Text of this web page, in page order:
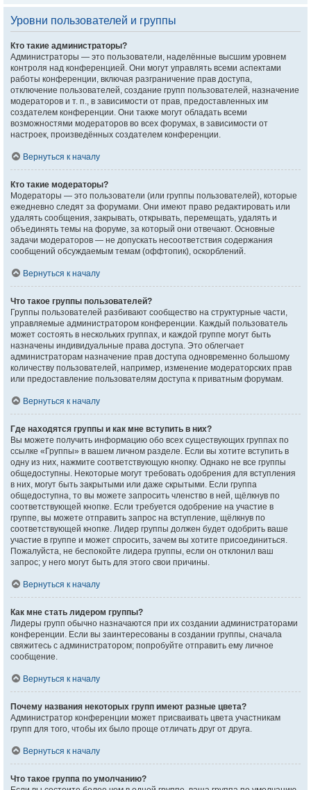
Уровни пользователей и группы
Кто такие администраторы?
Администраторы — это пользователи, наделённые высшим уровнем
контроля над конференцией. Они могут управлять всеми аспектами
работы конференции, включая разграничение прав доступа,
отключение пользователей, создание групп пользователей, назначение
модераторов и т. п., в зависимости от прав, предоставленных им
создателем конференции. Они также могут обладать всеми
возможностями модераторов во всех форумах, в зависимости от
настроек, произведённых создателем конференции.
Вернуться к началу
Кто такие модераторы?
Модераторы — это пользователи (или группы пользователей), которые
ежедневно следят за форумами. Они имеют право редактировать или
удалять сообщения, закрывать, открывать, перемещать, удалять и
объединять темы на форуме, за который они отвечают. Основные
задачи модераторов — не допускать несоответствия содержания
сообщений обсуждаемым темам (оффтопик), оскорблений.
Вернуться к началу
Что такое группы пользователей?
Группы пользователей разбивают сообщество на структурные части,
управляемые администратором конференции. Каждый пользователь
может состоять в нескольких группах, и каждой группе могут быть
назначены индивидуальные права доступа. Это облегчает
администраторам назначение прав доступа одновременно большому
количеству пользователей, например, изменение модераторских прав
или предоставление пользователям доступа к приватным форумам.
Вернуться к началу
Где находятся группы и как мне вступить в них?
Вы можете получить информацию обо всех существующих группах по
ссылке «Группы» в вашем личном разделе. Если вы хотите вступить в
одну из них, нажмите соответствующую кнопку. Однако не все группы
общедоступны. Некоторые могут требовать одобрения для вступления
в них, могут быть закрытыми или даже скрытыми. Если группа
общедоступна, то вы можете запросить членство в ней, щёлкнув по
соответствующей кнопке. Если требуется одобрение на участие в
группе, вы можете отправить запрос на вступление, щёлкнув по
соответствующей кнопке. Лидер группы должен будет одобрить ваше
участие в группе и может спросить, зачем вы хотите присоединиться.
Пожалуйста, не беспокойте лидера группы, если он отклонил ваш
запрос; у него могут быть для этого свои причины.
Вернуться к началу
Как мне стать лидером группы?
Лидеры групп обычно назначаются при их создании администраторами
конференции. Если вы заинтересованы в создании группы, сначала
свяжитесь с администратором; попробуйте отправить ему личное
сообщение.
Вернуться к началу
Почему названия некоторых групп имеют разные цвета?
Администратор конференции может присваивать цвета участникам
групп для того, чтобы их было проще отличать друг от друга.
Вернуться к началу
Что такое группа по умолчанию?